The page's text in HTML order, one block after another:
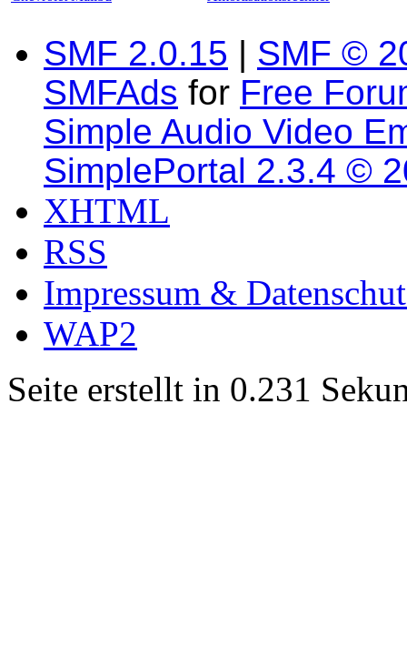
SMF 2.0.15 | SMF ©
SMFAds for Free
Simple Audio Video
SimplePortal 2.3.4 ©
XHTML
RSS
Impressum &
WAP2
Seite erstellt in 0.231